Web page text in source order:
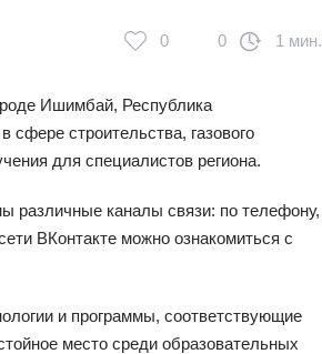
0 0 1 мин.
Ишимбай, Республика
сфере строительства, газового
для специалистов региона.
различные каналы связи: по телефону,
ВКонтакте можно ознакомиться с
и программы, соответствующие
место среди образовательных